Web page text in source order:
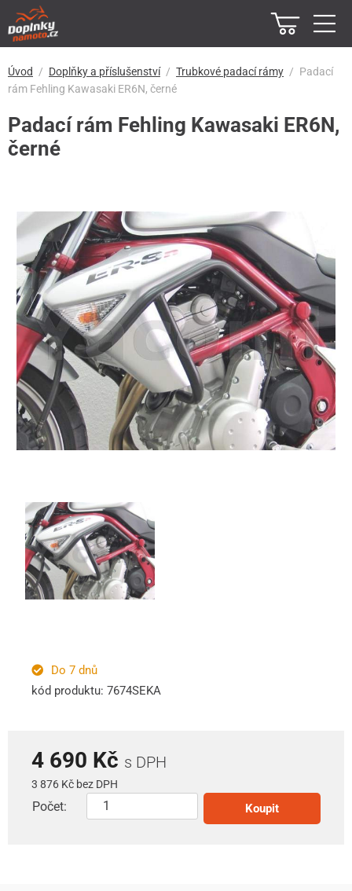
Úvod Doplňky a příslušenství Trubkové padací rámy
Padací
rám Fehling Kawasaki ER6N, černé
Padací rám Fehling Kawasaki ER6N,
černé
Do 7 dnů
kód produktu: 7674SEKA
4 690 Kč s DPH
3 876 Kč bez DPH
Počet: Koupit